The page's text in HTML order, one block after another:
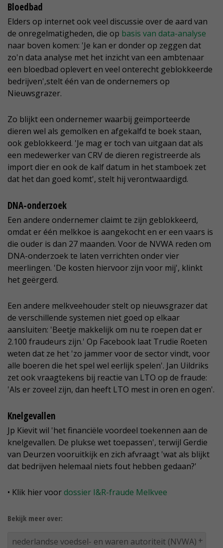
Bloedbad
Elders op internet ook veel discussie over de aard van
de onregelmatigheden, die op basis van data-analyse
naar boven komen: 'Je kan er donder op zeggen dat
zo'n data analyse met het inzicht van een ambtenaar
een bloedbad oplevert en veel onterecht geblokkeerde
bedrijven',stelt één van de ondernemers op
Nieuwsgrazer.
Zo blijkt een ondernemer waarbij geïmporteerde
dieren wel als gemolken en afgekalfd te boek staan,
ook geblokkeerd. 'Je mag er toch van uitgaan dat als
een medewerker van CRV de dieren registreerde als
import dier en ook de kalf datum in het stamboek zet
dat het dan goed komt', stelt hij verontwaardigd.
DNA-onderzoek
Een andere ondernemer claimt te zijn geblokkeerd,
omdat er één melkkoe is aangekocht en er een vaars is
die ouder is dan 27 maanden. Voor de NVWA reden om
DNA-onderzoek te laten verrichten onder vier
meerlingen. 'De kosten hiervoor zijn voor mij', klinkt
het geërgerd.
Een andere melkveehouder stelt op nieuwsgrazer dat
de verschillende systemen niet goed op elkaar
aansluiten: 'Beetje makkelijk om nu te roepen dat er
2.100 fraudeurs zijn.' Op Facebook laat Trudie Roeten
weten dat ze het 'zo jammer voor de sector vindt, voor
alle boeren die het spel wel eerlijk spelen'. Jan Uildriks
zet ook vraagtekens bij reactie van LTO op de fraude:
'Als er zoveel zijn, dan heeft LTO mest in oren en ogen'.
Knelgevallen
Jp Kievit wil 'het financiële voordeel toekennen aan de
knelgevallen. De plukse wet toepassen', terwijl Gerdie
van Deurzen vooruitkijk en zich afvraagt 'wat als blijkt
dat bedrijven helemaal niets fout hebben gedaan?'
• Klik hier voordossier I&R-fraude Melkvee
Bekijk meer over:
nederlandse voedsel- en waren autoriteit (NVWA)